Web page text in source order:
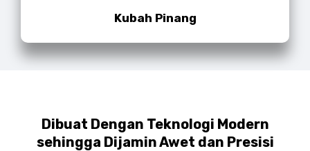
Kubah Pinang
Dibuat Dengan Teknologi Modern
sehingga Dijamin Awet dan Presisi